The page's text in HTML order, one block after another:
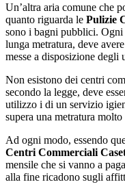
Un’altra aria comune che
quanto riguarda le Pulizie
sono i bagni pubblici. Ogni
lunga metratura, deve
messe a disposizione degli
Non esistono dei centri
secondo la legge, deve
utilizzo i di un servizio
supera una metratura molto
Ad ogni modo, essendo
Centri Commerciali
mensile che si vanno a
alla fine ricadono sugli